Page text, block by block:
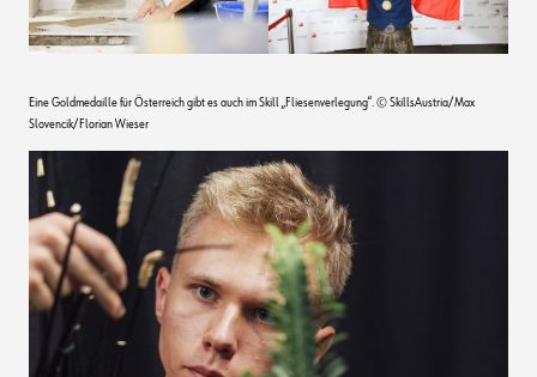
Eine Goldmedaille für Österreich gibt es auch im Skill „Fliesenverlegung“. © SkillsAustria/Max
Slovencik/Florian Wieser